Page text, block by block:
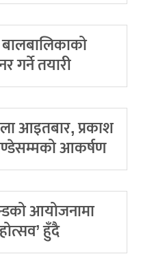
बालबालिकाको
गर्ने तयारी
आइतबार, प्रकाश
आकर्षण
आयोजनामा
हुँदै